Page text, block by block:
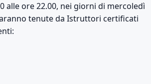
alle ore 22.00, nei giorni di mercoledì
tenute da Istruttori certificati